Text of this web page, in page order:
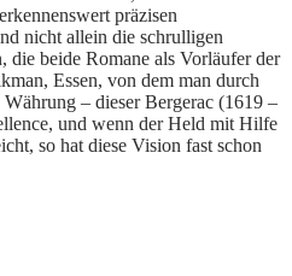
präzisen
nicht allein die schrulligen
beide Romane als Vorläufer der
Essen, von dem man durch
– dieser Bergerac (1619 –
und wenn der Held mit Hilfe
so hat diese Vision fast schon